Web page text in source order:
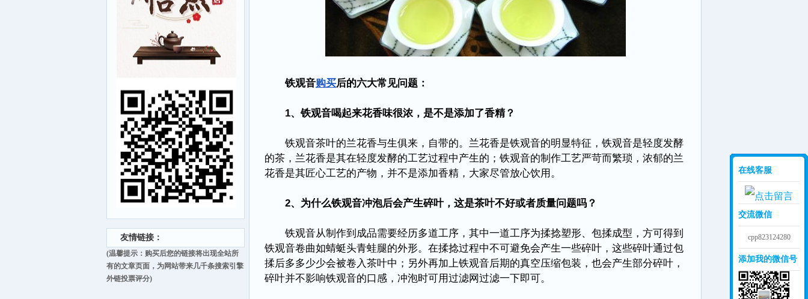
友情链接：
(温馨提示：购买后您的链接将出现全站所
有的文章页面，为网站带来几千条搜索引擎
外链投票评分)
铁观音购买后的六大常见问题：
1、铁观音喝起来花香味很浓，是不是添加了香精？
铁观音茶叶的兰花香与生俱来，自带的。兰花香是铁观音的明显特征，铁观音是轻度发酵
的茶，兰花香是其在轻度发酵的工艺过程中产生的；铁观音的制作工艺严苛而繁琐，浓郁的兰
花香是其匠心工艺的产物，并不是添加香精，大家尽管放心饮用。
2、为什么铁观音冲泡后会产生碎叶，这是茶叶不好或者质量问题吗？
铁观音从制作到成品需要经历多道工序，其中一道工序为揉捻塑形、包揉成型，方可得到
铁观音卷曲如蜻蜓头青蛙腿的外形。在揉捻过程中不可避免会产生一些碎叶，这些碎叶通过包
揉后多多少少会被卷入茶叶中；另外再加上铁观音后期的真空压缩包装，也会产生部分碎叶，
碎叶并不影响铁观音的口感，冲泡时可用过滤网过滤一下即可。
在线客服
交流微信
cpp823124280
添加我的微信号